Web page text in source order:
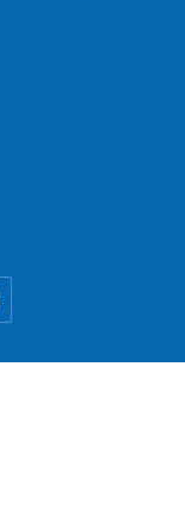
lien la page